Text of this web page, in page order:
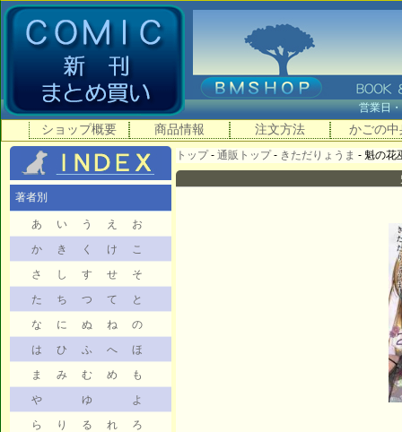
営業
ショップ概要 商品情報 注文方法 かごの中
著者別
あ い う え
お
か
き く け
こ
さ
し す せ
そ
た
ち つ て
と
な
に ぬ ね
の
は
ひ ふ へ
ほ
ま
み む め
も
や
ゆ
よ
ら
り る れ
ろ
トップ- 通販トップ- きただりょうま - 魁の花